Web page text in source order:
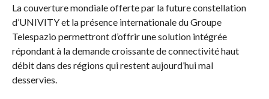
La couverture mondiale offerte par la future constellation
d’UNIVITY et la présence internationale du Groupe
Telespazio permettront d’offrir une solution intégrée
répondant à la demande croissante de connectivité haut
débit dans des régions qui restent aujourd’hui mal
desservies.